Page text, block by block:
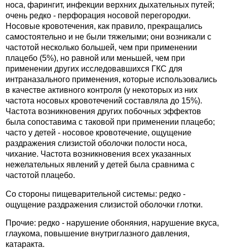
носа, фарингит, инфекции верхних дыхательных путей;
очень редко - перфорация носовой перегородки.
Носовые кровотечения, как правило, прекращались
самостоятельно и не были тяжелыми; они возникали с
частотой несколько большей, чем при применении
плацебо (5%), но равной или меньшей, чем при
применении других исследовавшихся ГКС для
интраназального применения, которые использовались
в качестве активного контроля (у некоторых из них
частота носовых кровотечений составляла до 15%).
Частота возникновения других побочных эффектов
была сопоставима с таковой при применении плацебо;
часто у детей - носовое кровотечение, ощущение
раздражения слизистой оболочки полости носа,
чихание. Частота возникновения всех указанных
нежелательных явлений у детей была сравнима с
частотой плацебо.
Со стороны пищеварительной системы: редко -
ощущение раздражения слизистой оболочки глотки.
Прочие: редко - нарушение обоняния, нарушение вкуса,
глаукома, повышение внутриглазного давления,
катаракта.